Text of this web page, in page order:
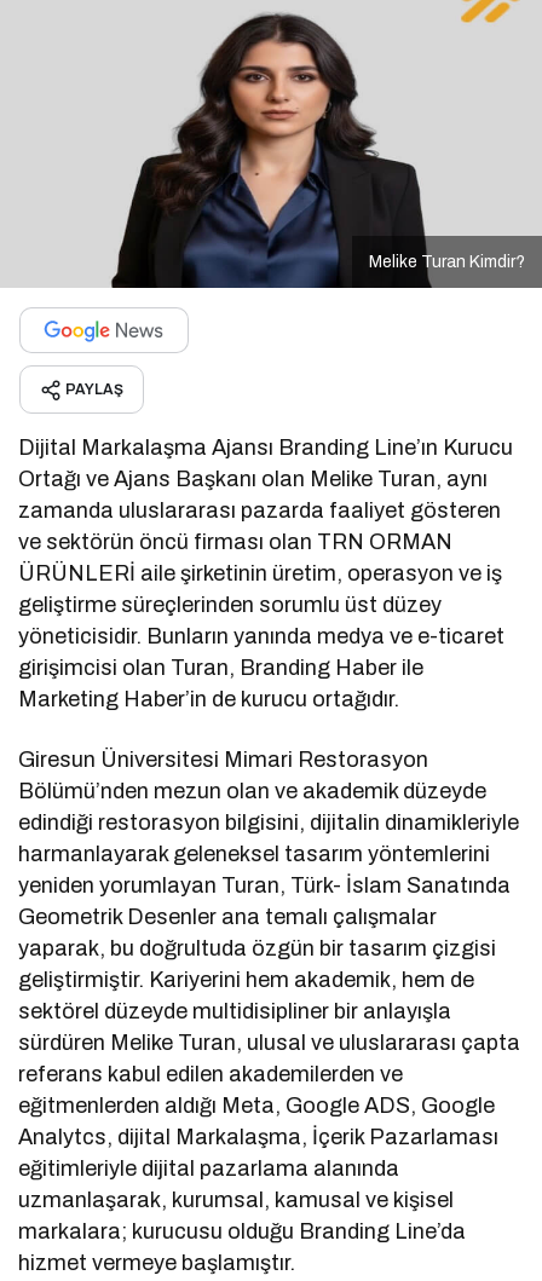
Melike Turan Kimdir?
PAYLAŞ
Dijital Markalaşma Ajansı Branding Line’ın Kurucu
Ortağı ve Ajans Başkanı olan Melike Turan, aynı
zamanda uluslararası pazarda faaliyet gösteren
ve sektörün öncü firması olan TRN ORMAN
ÜRÜNLERİ aile şirketinin üretim, operasyon ve iş
geliştirme süreçlerinden sorumlu üst düzey
yöneticisidir. Bunların yanında medya ve e-ticaret
girişimcisi olan Turan, Branding Haber ile
Marketing Haber’in de kurucu ortağıdır.
Giresun Üniversitesi Mimari Restorasyon
Bölümü’nden mezun olan ve akademik düzeyde
edindiği restorasyon bilgisini, dijitalin dinamikleriyle
harmanlayarak geleneksel tasarım yöntemlerini
yeniden yorumlayan Turan, Türk- İslam Sanatında
Geometrik Desenler ana temalı çalışmalar
yaparak, bu doğrultuda özgün bir tasarım çizgisi
geliştirmiştir. Kariyerini hem akademik, hem de
sektörel düzeyde multidisipliner bir anlayışla
sürdüren Melike Turan, ulusal ve uluslararası çapta
referans kabul edilen akademilerden ve
eğitmenlerden aldığı Meta, Google ADS, Google
Analytcs, dijital Markalaşma, İçerik Pazarlaması
eğitimleriyle dijital pazarlama alanında
uzmanlaşarak, kurumsal, kamusal ve kişisel
markalara; kurucusu olduğu Branding Line’da
hizmet vermeye başlamıştır.